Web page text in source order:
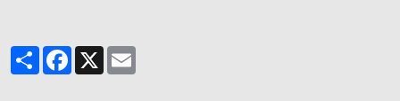
PartagerFacebook
X